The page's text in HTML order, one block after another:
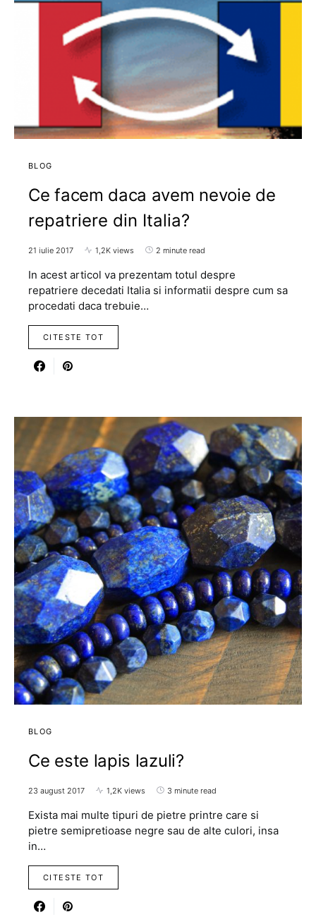
BLOG
Ce facem daca avem nevoie de
repatriere din Italia?
21 iulie 2017 1,2K views 2 minute read
In acest articol va prezentam totul despre
repatriere decedati Italia si informatii despre cum sa
procedati daca trebuie…
CITESTE TOT
BLOG
Ce este lapis lazuli?
23 august 2017 1,2K views 3 minute read
Exista mai multe tipuri de pietre printre care si
pietre semipretioase negre sau de alte culori, insa
in…
CITESTE TOT